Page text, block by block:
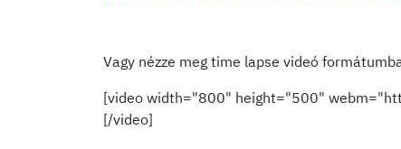
Vagy nézze meg time lapse videó
[video width="800" height="500"
[/video]